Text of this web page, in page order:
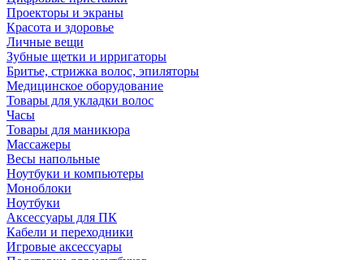
Проекторы и экраны
Красота и здоровье
Личные вещи
Зубные щетки и ирригаторы
Бритье, стрижка волос, эпиляторы
Медицинское оборудование
Товары для укладки волос
Часы
Товары для маникюра
Массажеры
Весы напольные
Ноутбуки и компьютеры
Моноблоки
Ноутбуки
Аксессуары для ПК
Кабели и переходники
Игровые аксессуары